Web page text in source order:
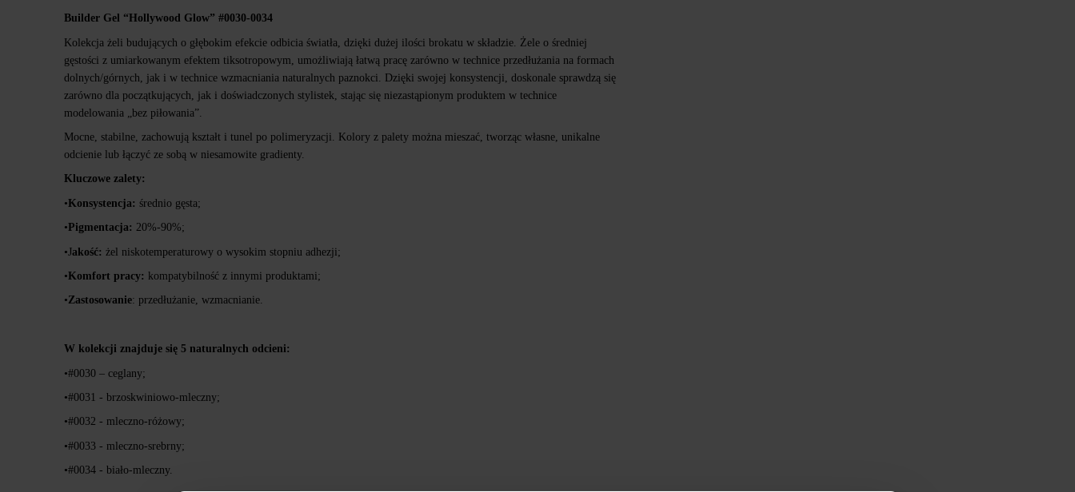
Builder Gel “Hollywood Glow” #0030-0034
Kolekcja żeli budujących o głębokim efekcie odbicia światła, dzięki dużej ilości brokatu w składzie. Żele o średniej
gęstości z umiarkowanym efektem tiksotropowym, umożliwiają łatwą pracę zarówno w technice przedłużania na formach
dolnych/górnych, jak i w technice wzmacniania naturalnych paznokci. Dzięki swojej konsystencji, doskonale sprawdzą się
zarówno dla początkujących, jak i doświadczonych stylistek, stając się niezastąpionym produktem w technice
modelowania „bez piłowania”.
Mocne, stabilne, zachowują kształt i tunel po polimeryzacji. Kolory z palety można mieszać, tworząc własne, unikalne
odcienie lub łączyć ze sobą w niesamowite gradienty.
Kluczowe zalety:
•Konsystencja: średnio gęsta;
•Pigmentacja: 20%-90%;
•Jakość: żel niskotemperaturowy o wysokim stopniu adhezji;
•Komfort pracy: kompatybilność z innymi produktami;
•Zastosowanie: przedłużanie, wzmacnianie.
W kolekcji znajduje się 5 naturalnych odcieni:
•#0030 – ceglany;
•#0031 - brzoskwiniowo-mleczny;
•#0032 - mleczno-różowy;
•#0033 - mleczno-srebrny;
•#0034 - biało-mleczny.